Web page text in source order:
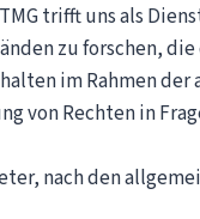
trifft uns als
zu forschen,
im Rahmen
von Rechten in
nach den